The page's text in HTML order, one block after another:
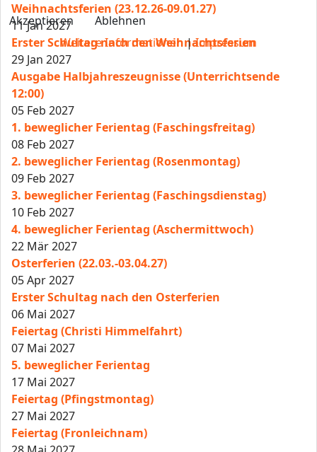
Weihnachtsferien (23.12.26-09.01.27)
11 Jan 2027
Erster Schultag nach den Weihnachtsferien
29 Jan 2027
Ausgabe Halbjahreszeugnisse (Unterrichtsende
12:00)
05 Feb 2027
1. beweglicher Ferientag (Faschingsfreitag)
08 Feb 2027
2. beweglicher Ferientag (Rosenmontag)
09 Feb 2027
3. beweglicher Ferientag (Faschingsdienstag)
10 Feb 2027
4. beweglicher Ferientag (Aschermittwoch)
22 Mär 2027
Osterferien (22.03.-03.04.27)
05 Apr 2027
Erster Schultag nach den Osterferien
06 Mai 2027
Feiertag (Christi Himmelfahrt)
07 Mai 2027
5. beweglicher Ferientag
17 Mai 2027
Feiertag (Pfingstmontag)
27 Mai 2027
Feiertag (Fronleichnam)
Akzeptieren
Ablehnen
Weitere Informationen|Impressum